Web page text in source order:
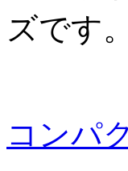
ズです。
コンパ